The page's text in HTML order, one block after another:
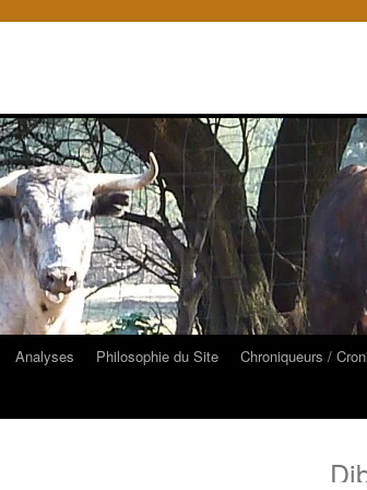
Analyses Philosophie du Site Chroniqueurs /